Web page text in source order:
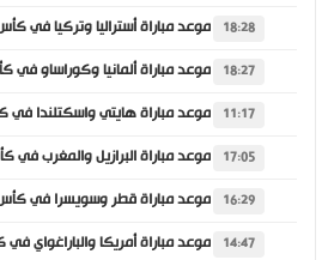
18:28
18:27
11:17
17:05
16:29
14:47